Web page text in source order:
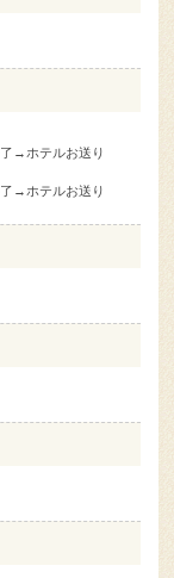
→ホテルお送り
了→ホテルお送り